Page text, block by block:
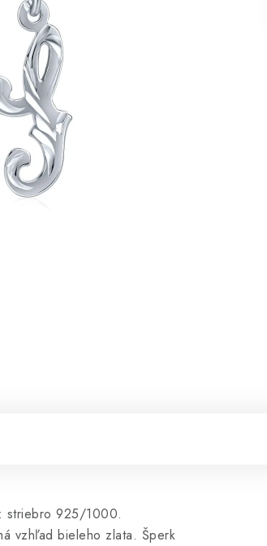
striebro 925/1000.
vzhľad bieleho zlata. Šperk